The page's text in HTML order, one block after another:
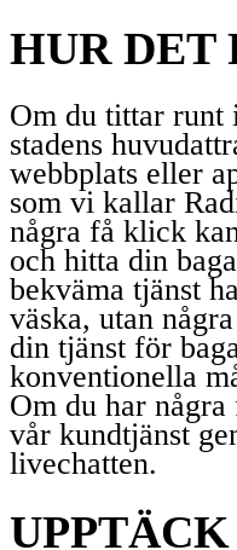
HUR DET
Om du tittar runt
stadens
webbplats eller
som vi kallar
några få klick
och hitta din
bekväma tjänst
väska, utan
din tjänst för
konventionella
Om du har
vår kundtjänst
livechatten.